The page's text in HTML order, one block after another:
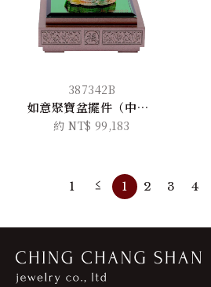
387342B
如意聚寶盆擺件（中版）
約 NT$ 99,183
1 1 2 3 4